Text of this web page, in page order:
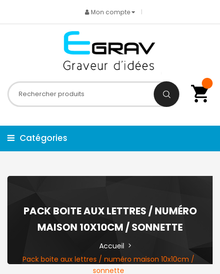
Mon compte
Catégories
PACK BOITE AUX LETTRES / NUMÉRO
MAISON 10X10CM / SONNETTE
Accueil
Pack boite aux lettres / numéro maison 10x10cm /
sonnette